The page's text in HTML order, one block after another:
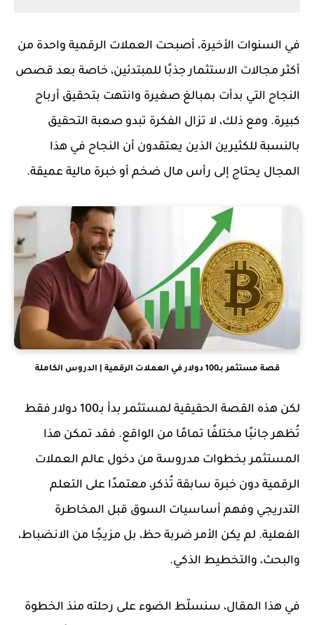
في السنوات الأخيرة، أصبحت العملات الرقمية واحدة من
أكثر مجالات الاستثمار جذبًا للمبتدئين، خاصة بعد قصص
النجاح التي بدأت بمبالغ صغيرة وانتهت بتحقيق أرباح
كبيرة. ومع ذلك، لا تزال الفكرة تبدو صعبة التحقيق
بالنسبة للكثيرين الذين يعتقدون أن النجاح في هذا
المجال يحتاج إلى رأس مال ضخم أو خبرة مالية عميقة.
قصة مستثمر بـ100 دولار في العملات الرقمية | الدروس الكاملة
لكن هذه القصة الحقيقية لمستثمر بدأ بـ100 دولار فقط
تُظهر جانبًا مختلفًا تمامًا من الواقع. فقد تمكن هذا
المستثمر بخطوات مدروسة من دخول عالم العملات
الرقمية دون خبرة سابقة تُذكر، معتمدًا على التعلم
التدريجي وفهم أساسيات السوق قبل المخاطرة
الفعلية. لم يكن الأمر ضربة حظ، بل مزيجًا من الانضباط،
والبحث، والتخطيط الذكي.
في هذا المقال، سنسلّط الضوء على رحلته منذ الخطوة